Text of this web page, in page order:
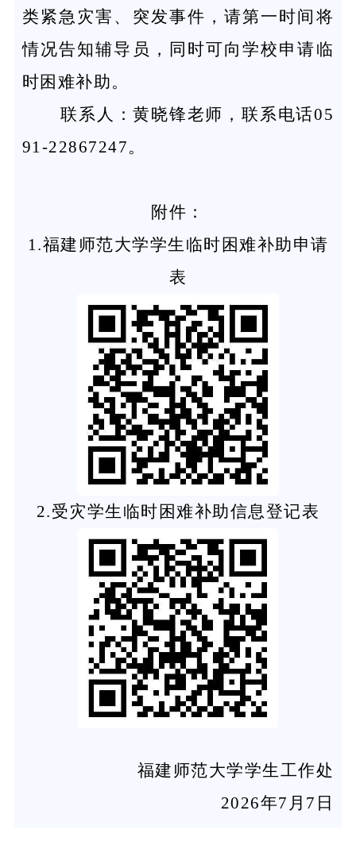
类紧急灾害、突发事件，请第一时间将
情况告知辅导员，同时可向学校申请临
时困难补助。
联系人：黄晓锋老师，联系电话05
91-22867247。
附件：
1.福建师范大学学生临时困难补助申请
表
2.受灾学生临时困难补助信息登记表
福建师范大学学生工作处
2026年7月7日